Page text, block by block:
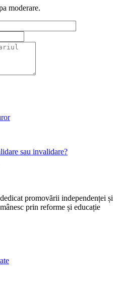
moderare.
sau invalidare?
promovării independenței și
prin reforme și educație